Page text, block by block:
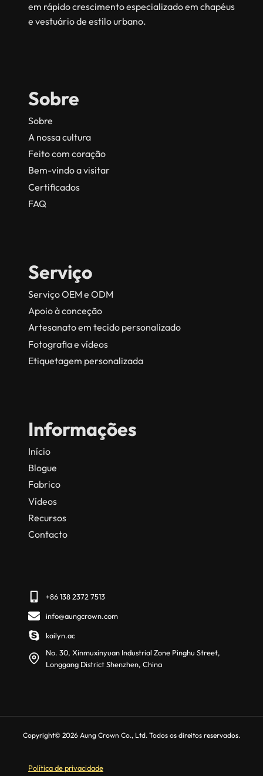
em rápido crescimento especializado em chapéus
e vestuário de estilo urbano.
Sobre
Sobre
A nossa cultura
Feito com coração
Bem-vindo a visitar
Certificados
FAQ
Serviço
Serviço OEM e ODM
Apoio à conceção
Artesanato em tecido personalizado
Fotografia e vídeos
Etiquetagem personalizada
Informações
Início
Blogue
Fabrico
Vídeos
Recursos
Contacto
+86 138 2372 7513
info@aungcrown.com
kailyn.ac
No. 30, Xinmuxinyuan Industrial Zone Pinghu Street,
Longgang District Shenzhen, China
Copyright© 2026 Aung Crown Co., Ltd. Todos os direitos reservados.
Política de privacidade